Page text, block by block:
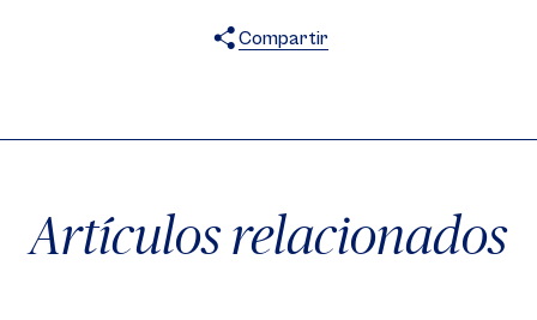
Compartir
Artículos relacionados